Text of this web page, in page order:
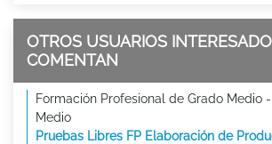
OTROS USUARIOS
COMENTAN
Formación Profesional de Grado Medio
Medio
Pruebas Libres FP Elaboración de